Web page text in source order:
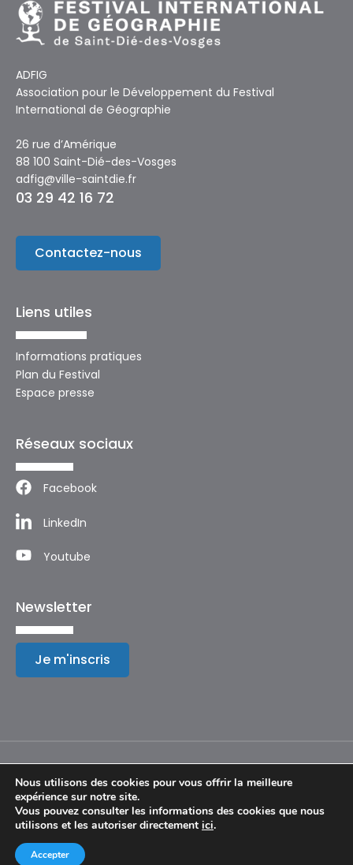
ADFIG
Association pour le Développement du Festival
International de Géographie
26 rue d’Amérique
88 100 Saint-Dié-des-Vosges
adfig@ville-saintdie.fr
03 29 42 16 72
Contactez-nous
Liens utiles
Informations pratiques
Plan du Festival
Espace presse
Réseaux sociaux
Facebook
LinkedIn
Youtube
Newsletter
Je m'inscris
© Copyright 2024 – Festival International de Géographie
Mentions légales
Nous utilisons des cookies pour vous offrir la meilleure
expérience sur notre site.
Vous pouvez consulter les informations des cookies que nous
utilisons et les autoriser directement ici.
Accepter